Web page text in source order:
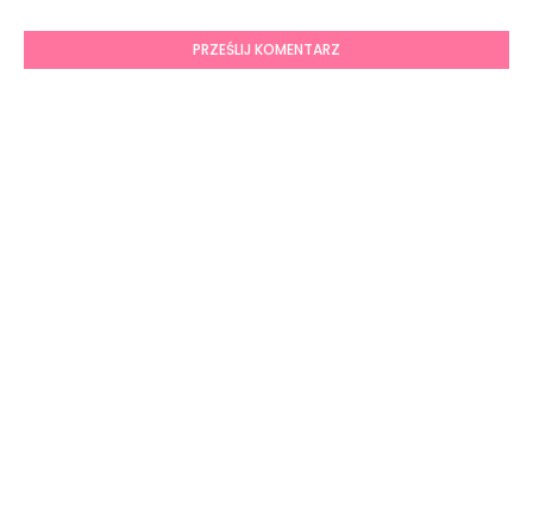
PRZEŚLIJ KOMENTARZ